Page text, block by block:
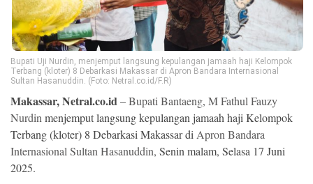
©
Copyright
2026
Bupati Uji Nurdin, menjemput langsung kepulangan jamaah haji Kelompok
Terbang (kloter) 8 Debarkasi Makassar di Apron Bandara Internasional
Sultan Hasanuddin. (Foto: Netral.co.id/F.R)
Makassar, Netral.co.id–Bupati Bantaeng, M Fathul Fauzy
Nurdinmenjemput langsung kepulangan jamaah haji Kelompok
Terbang (kloter) 8 Debarkasi Makassar diApron Bandara
Internasional Sultan Hasanuddin, Senin malam, Selasa 17 Juni
2025.